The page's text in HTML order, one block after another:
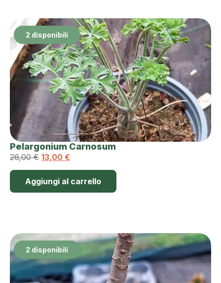
2 disponibili
Pelargonium Carnosum
26,00€ 13,00 €
Aggiungi al carrello
2 disponibili